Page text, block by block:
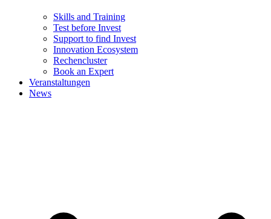
Skills and Training
Test before Invest
Support to find Invest
Innovation Ecosystem
Rechencluster​
Book an Expert
Veranstaltungen
News